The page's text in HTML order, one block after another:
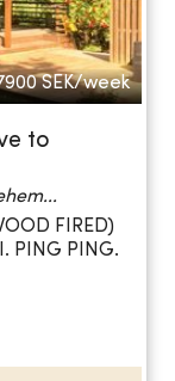
SEK/week
to
FIRED)
PING PING.